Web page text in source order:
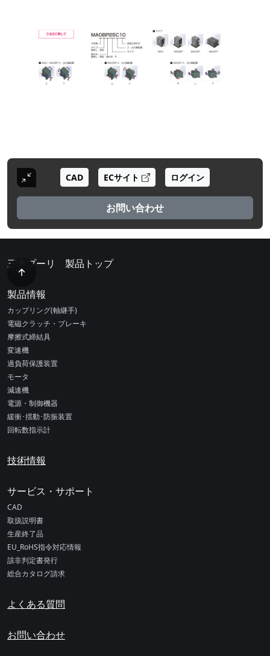
CAD ECサイト ログイン
お問い合わせ
三木プーリ 製品トップ
製品情報
カップリング(軸継手)
電磁クラッチ・ブレーキ
摩擦式締結具
変速機
過負荷保護装置
モータ
減速機
電源・制御機器
緩衝･揺動･防振装置
回転数指示計
技術情報
サービス・サポート
CAD
取扱説明書
生産終了品
EU_RoHS指令対応情報
該非判定書発行
総合カタログ請求
よくある質問
お問い合わせ